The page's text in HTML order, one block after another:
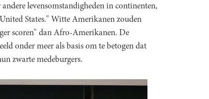
levensomstandigheden in continenten,
States." Witte Amerikanen zouden
scoren" dan Afro-Amerikanen. De
onder meer als basis om te betogen dat
zwarte medeburgers.